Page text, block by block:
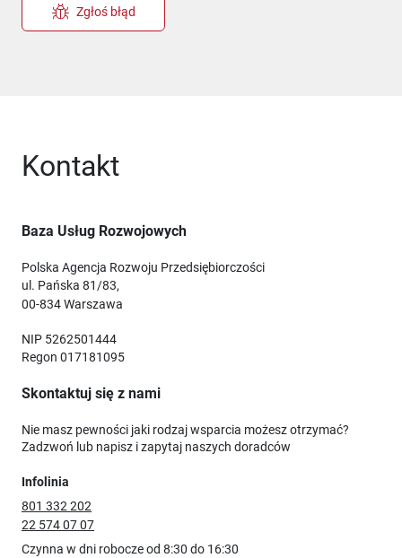
Zgłoś błąd
Kontakt
Baza Usług Rozwojowych
Polska Agencja Rozwoju Przedsiębiorczości
ul. Pańska 81/83,
00-834 Warszawa
NIP 5262501444
Regon 017181095
Skontaktuj się z nami
Nie masz pewności jaki rodzaj wsparcia możesz otrzymać?
Zadzwoń lub napisz i zapytaj naszych doradców
Infolinia
801 332 202
22 574 07 07
Czynna w dni robocze od 8:30 do 16:30